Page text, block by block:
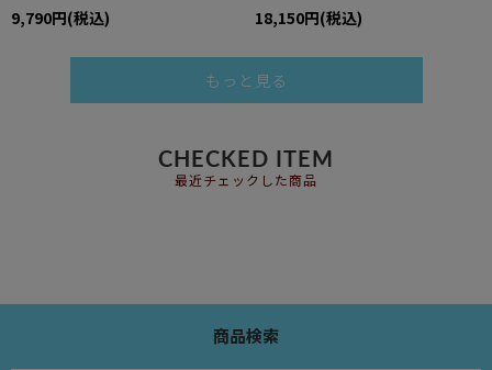
9,790円(税込)
18,150円(税込)
もっと見る
CHECKED ITEM
最近チェックした商品
商品検索